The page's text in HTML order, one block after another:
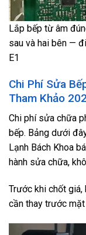
Lắp bếp từ âm
sau và hai bên —
E1
Chi Phí Sửa
Tham Khảo
Chi phí sửa chữa
bếp. Bảng dưới
Lạnh Bách Khoa
hành sửa chữa,
Trước khi chốt
cần thay trước mặt